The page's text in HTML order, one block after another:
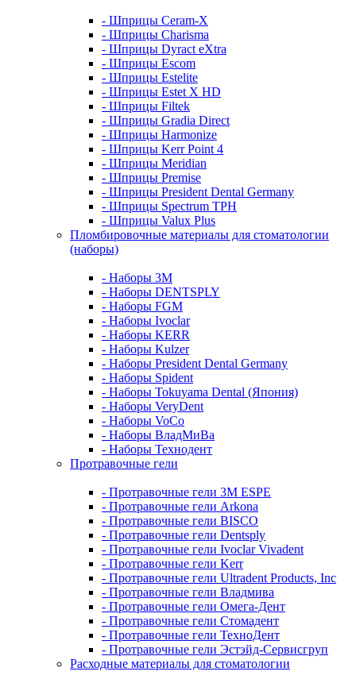
- Шприцы Ceram-X
- Шприцы Charisma
- Шприцы Dyract eXtra
- Шприцы Escom
- Шприцы Estelite
- Шприцы Estet X HD
- Шприцы Filtek
- Шприцы Gradia Direct
- Шприцы Harmonize
- Шприцы Kerr Point 4
- Шприцы Meridian
- Шприцы Premise
- Шприцы President Dental Germany
- Шприцы Spectrum TPH
- Шприцы Valux Plus
Пломбировочные материалы для стоматологии
(наборы)
- Наборы 3М
- Наборы DENTSPLY
- Наборы FGM
- Наборы Ivoclar
- Наборы KERR
- Наборы Kulzer
- Наборы President Dental Germany
- Наборы Spident
- Наборы Tokuyama Dental (Япония)
- Наборы VeryDent
- Наборы VoCo
- Наборы ВладМиВа
- Наборы Технодент
Протравочные гели
- Протравочные гели 3М ESPE
- Протравочные гели Arkona
- Протравочные гели BISCO
- Протравочные гели Dentsply
- Протравочные гели Ivoclar Vivadent
- Протравочные гели Kerr
- Протравочные гели Ultradent Products, Inc
- Протравочные гели Владмива
- Протравочные гели Омега-Дент
- Протравочные гели Стомадент
- Протравочные гели ТехноДент
- Протравочные гели Эстэйд-Сервисгруп
Расходные материалы для стоматологии